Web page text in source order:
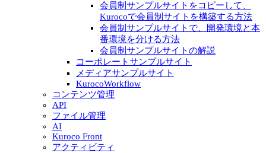
会員制サンプルサイトをコピーして、
Kurocoで会員制サイトを構築する方法
会員制サンプルサイトで、開発環境と本
番環境を分ける方法
会員制サンプルサイトの解説
コーポレートサンプルサイト
メディアサンプルサイト
KurocoWorkflow
コンテンツ管理
API
ファイル管理
AI
Kuroco Front
アクティビティ